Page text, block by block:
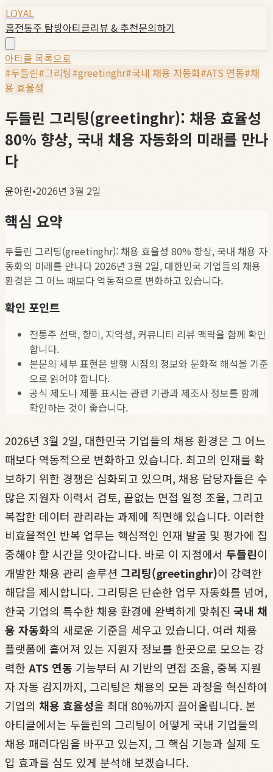
LOYAL
홈전통주 탐방아티클리뷰 & 추천문의하기
아티클 목록으로
#두들린#그리팅#greetinghr#국내 채용 자동화#ATS 연동#채
용 효율성
두들린 그리팅(greetinghr): 채용 효율성
80% 향상, 국내 채용 자동화의 미래를 만나
다
윤아린•2026년 3월 2일
핵심 요약
두들린 그리팅(greetinghr): 채용 효율성 80% 향상, 국내 채용 자
동화의 미래를 만나다 2026년 3월 2일, 대한민국 기업들의 채용
환경은 그 어느 때보다 역동적으로 변화하고 있습니다.
확인 포인트
전통주 선택, 향미, 지역성, 커뮤니티 리뷰 맥락을 함께 확인
합니다.
본문의 세부 표현은 발행 시점의 정보와 문화적 해석을 기준
으로 읽어야 합니다.
공식 제도나 제품 표시는 관련 기관과 제조사 정보를 함께
확인하는 것이 좋습니다.
2026년 3월 2일, 대한민국 기업들의 채용 환경은 그 어느
때보다 역동적으로 변화하고 있습니다. 최고의 인재를 확
보하기 위한 경쟁은 심화되고 있으며, 채용 담당자들은 수
많은 지원자 이력서 검토, 끝없는 면접 일정 조율, 그리고
복잡한 데이터 관리라는 과제에 직면해 있습니다. 이러한
비효율적인 반복 업무는 핵심적인 인재 발굴 및 평가에 집
중해야 할 시간을 앗아갑니다. 바로 이 지점에서 두들린이
개발한 채용 관리 솔루션 그리팅(greetinghr)이 강력한
해답을 제시합니다. 그리팅은 단순한 업무 자동화를 넘어,
한국 기업의 특수한 채용 환경에 완벽하게 맞춰진 국내 채
용 자동화의 새로운 기준을 세우고 있습니다. 여러 채용
플랫폼에 흩어져 있는 지원자 정보를 한곳으로 모으는 강
력한 ATS 연동 기능부터 AI 기반의 면접 조율, 중복 지원
자 자동 감지까지, 그리팅은 채용의 모든 과정을 혁신하여
기업의 채용 효율성을 최대 80%까지 끌어올립니다. 본
아티클에서는 두들린의 그리팅이 어떻게 국내 기업들의
채용 패러다임을 바꾸고 있는지, 그 핵심 기능과 실제 도
입 효과를 심도 있게 분석해 보겠습니다.